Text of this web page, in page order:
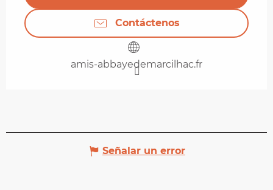
Contáctenos
amis-abbayedemarcilhac.fr
Señalar un error